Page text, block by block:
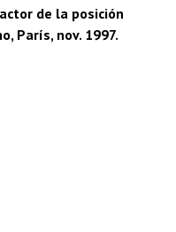
de la posición
París, nov. 1997.